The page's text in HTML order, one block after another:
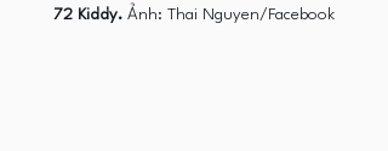
72 Kiddy. Ảnh: Thai Nguyen/Facebook